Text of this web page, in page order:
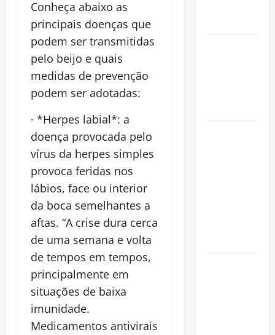
Conheça abaixo as
principais doenças que
podem ser transmitidas
pelo beijo e quais
medidas de prevenção
podem ser adotadas:
· *Herpes labial*: a
doença provocada pelo
vírus da herpes simples
provoca feridas nos
lábios, face ou interior
da boca semelhantes a
aftas. “A crise dura cerca
de uma semana e volta
de tempos em tempos,
principalmente em
situações de baixa
imunidade.
Medicamentos antivirais